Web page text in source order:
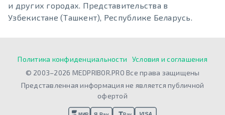
и других городах. Представительства в
Узбекистане (Ташкент), Республике Беларусь.
Политика конфиденциальности
Условия и соглашения
© 2003–2026 MEDPRIBOR.PRO Все права защищены
Представленная информация не является публичной
офертой